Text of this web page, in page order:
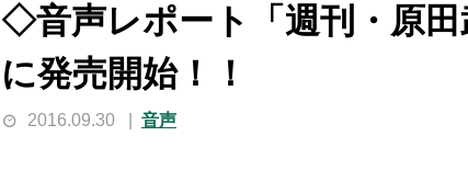
◇音声レポート「週刊・原
に発売開始！！
2016.09.30 音声